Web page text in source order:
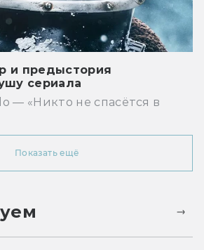
и предыстория
сериала
— «Никто не спасётся в
Показать ещё